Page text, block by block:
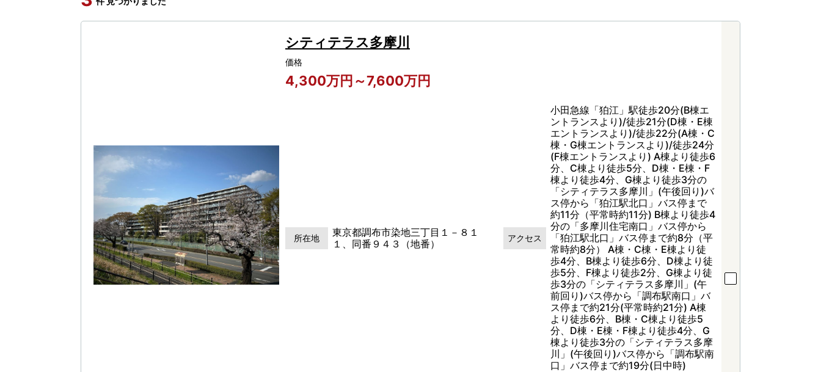
シティテラス多摩川
価格
4,300万円～7,600万円
所在地
東京都調布市染地三丁目１－８１
１、同番９４３（地番）
アクセス
小田急線「狛江」駅徒歩20分(B棟エ
ントランスより)/徒歩21分(D棟・E棟
エントランスより)/徒歩22分(A棟・C
棟・G棟エントランスより)/徒歩24分
(F棟エントランスより) A棟より徒歩6
分、C棟より徒歩5分、D棟・E棟・F
棟より徒歩4分、G棟より徒歩3分の
「シティテラス多摩川」(午後回り)バ
ス停から「狛江駅北口」バス停まで
約11分（平常時約11分) B棟より徒歩4
分の「多摩川住宅南口」バス停から
「狛江駅北口」バス停まで約8分（平
常時約8分） A棟・C棟・E棟より徒
歩4分、B棟より徒歩6分、D棟より徒
歩5分、F棟より徒歩2分、G棟より徒
歩3分の「シティテラス多摩川」(午
前回り)バス停から「調布駅南口」バ
ス停まで約21分(平常時約21分) A棟
より徒歩6分、B棟・C棟より徒歩5
分、D棟・E棟・F棟より徒歩4分、G
棟より徒歩3分の「シティテラス多摩
川」(午後回り)バス停から「調布駅南
口」バス停まで約19分(日中時)